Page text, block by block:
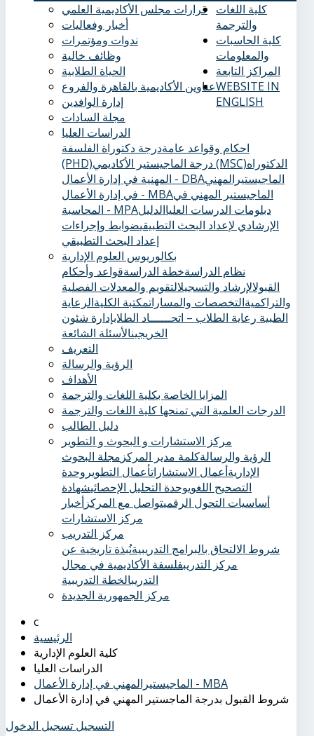
قرارات مجلس الأكاديمية العلمي
أخبار وفعاليات
ندوات ومؤتمرات
وظائف خالية
الحياة الطلابية
عناوين الأكاديمية بالقاهرة والفروع
إدارة الوافدين
مجلة السادات
الدراسات العليا
احكام وقواعد عامةدرجة دكتوراة الفلسفة
(PHD)
درجة الماجيستير الأكاديمي (MSC)الدكتوراه
المهنية في إدارة الأعمال - DBAالماجيستيرالمهني
في إدارة الأعمال - MBAالماجيستير المهني في
المحاسبة - MPA
دبلومات الدرسات العلياالدليل
الإرشادي لإعداد البحث التطبيقيضوابط وإجراءات
إعداد البحث التطبيقي
بكالوريوس العلوم الإدارية
نظام الدراسةخطة الدراسةقواعد وأحكام
القبولالإرشاد والتسجيلالتقويم والمعدلات الفصلية
والتراكميةالتخصصات والمساراتمكتبة الكليةالرعاية
الطبية ‏ رعاية الطلاب – اتحــــــاد الطلابإدارة شئون
الخريجينالأسئلة الشائعة
كلية اللغات
والترجمة
التعريف
الرؤية والرسالة
الأهداف
المزايا الخاصة بكلية اللغات والترجمة
الدرجات العلمية التي تمنحها كلية اللغات والترجمة
دليل الطالب
كلية الحاسبات
والمعلومات
المراكز التابعة
مركز الاستشارات و البحوث و التطوير
الرؤية والرسالةكلمة مدير المركز مجلة البحوث
الإداريةأعمال الاستشاراتأعمال التطوير وحدة
التصحيح اللغويوحدة التحليل الإحصائيشهادة
أساسيات التحول الرقميتواصل مع المركزأخبار
مركز الاستشارات
مركز التدريب
شروط الالتحاق بالبرامج التدريبيةنُبذة تاريخية عن
مركز التدريبفلسفة الأكاديمية في مجال
التدريبالخطة التدريبية
مركز الجمهورية الجديدة
WEBSITE IN
ENGLISH
الرئيسية
الماجيستيرالمهني في إدارة الأعمال - MBA
شروط القبول بدرجة الماجستير المهني في إدارة الأعمال
التسجيل تسجيل الدخول